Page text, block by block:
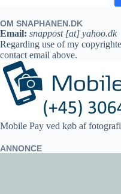
OM SNAPHANEN.DK
Email: snappost [at] yahoo.dk
Regarding use of my
contact email above.
Mobile Pay ved køb af
ANNONCE